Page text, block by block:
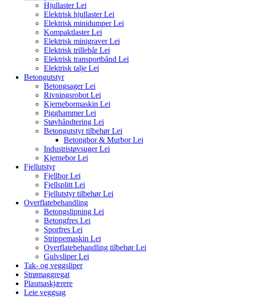
HjullasterLei
Elektrisk hjullasterLei
Elektrisk minidumperLei
KompaktlasterLei
Elektrisk minigraverLei
Elektrisk trillebårLei
Elektrisk transportbånd Lei
Elektrisk talje Lei
Betongutstyr
BetongsagerLei
Rivningsrobot Lei
Kjernebormaskin Lei
PigghammerLei
Støvhåndtering Lei
Betongutstyr tilbehørLei
Betongbor & MurborLei
IndustristøvsugerLei
KjerneborLei
Fjellutstyr
FjellborLei
Fjellsplitt Lei
Fjellutstyr tilbehørLei
Overflatebehandling
Betongslipning Lei
Betongfres Lei
Sporfres Lei
Strippemaskin Lei
Overflatebehandling tilbehørLei
GulvsliperLei
Tak- og veggsliper
Strømaggregat
Plasmaskjærere
Leie veggsag